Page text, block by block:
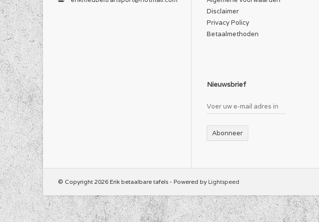
plakken, waarna het in een oven
meestal gebruikt om een
het coaten van metalen.
Disclaimer
Privacy Policy
Betaalmethoden
Nieuwsbrief
Abonneer
© Copyright 2026 Erik betaalbare tafels - Powered by Lightspeed